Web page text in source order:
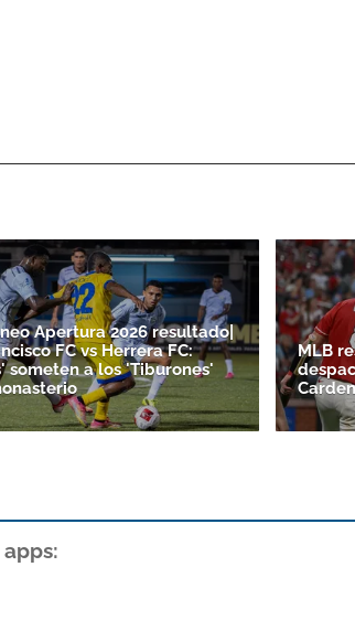
Apertura 2026 resultado|
FC vs Herrera FC:
someten a los 'Tiburones'
MLB